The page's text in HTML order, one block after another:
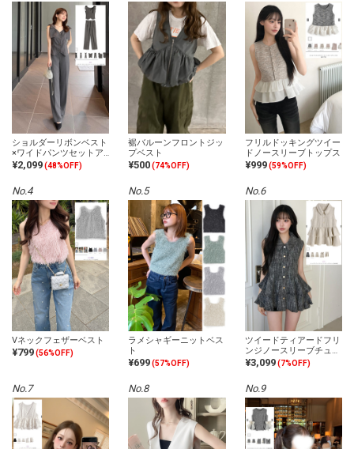
ショルダーリボンベスト
×ワイドパンツセットア
ップ
¥2,099(48%OFF)
裾バルーンフロントジッ
プベスト
¥500 (74%OFF)
フリルドッキングツイー
ドノースリーブトップス
¥999 (59%OFF)
No.4
Vネックフェザーベスト
¥799(56%OFF)
No.5
ラメシャギーニットベス
ト
¥699 (57%OFF)
No.6
ツイードティアードフリ
ンジノースリーブチュニ
ック
¥3,099 (7%OFF)
No.7 No.8 No.9